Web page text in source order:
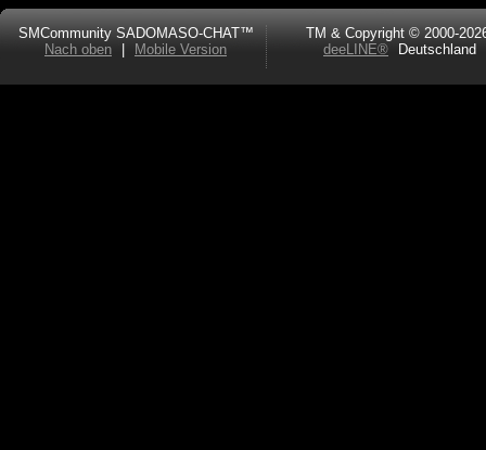
SMCommunity SADOMASO-CHAT™
Nach oben
Mobile Version
TM & Copyright © 2000-
deeLINE®
Deutschland